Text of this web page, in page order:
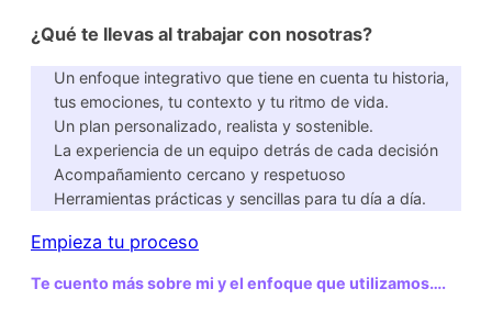
¿Qué te llevas al trabajar con nosotras?
Un enfoque integrativo que tiene en cuenta tu historia,
tus emociones, tu contexto y tu ritmo de vida.
Un plan personalizado, realista y sostenible.
La experiencia de un equipo detrás de cada decisión
Acompañamiento cercano y respetuoso
Herramientas prácticas y sencillas para tu día a día.
Empieza tu proceso
Te cuento más sobre mi y el enfoque que utilizamos….